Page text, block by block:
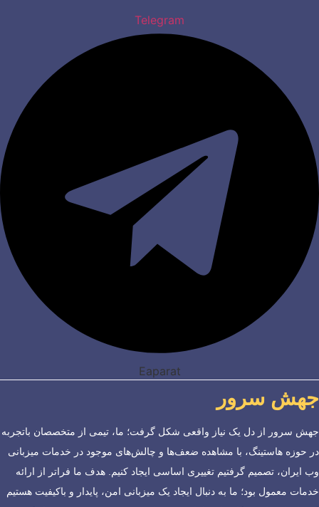
Telegram
Eaparat
جهش سرور
جهش سرور از دل یک نیاز واقعی شکل گرفت؛ ما، تیمی از متخصصان باتجربه
در حوزه هاستینگ، با مشاهده ضعف‌ها و چالش‌های موجود در خدمات میزبانی
وب ایران، تصمیم گرفتیم تغییری اساسی ایجاد کنیم. هدف ما فراتر از ارائه
خدمات معمول بود؛ ما به دنبال ایجاد یک میزبانی امن، پایدار و باکیفیت هستیم